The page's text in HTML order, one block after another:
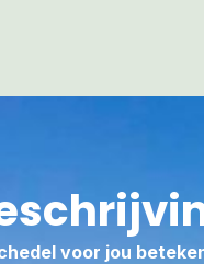
voor jou